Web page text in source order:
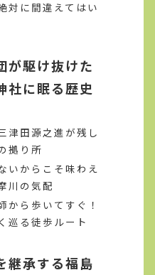
対に間違えてはい
が駆け抜けた
社に眠る歴史
津田源之進が残し
拠り所
いからこそ味わえ
川の気配
から歩いてすぐ！
巡る徒歩ルート
継承する福島